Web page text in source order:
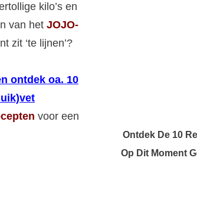
kilo’s en
van het JOJO-
zit ‘te lijnen’?
ontdek oa. 10
voor een
Ontdek De 10
Op Dit Moment